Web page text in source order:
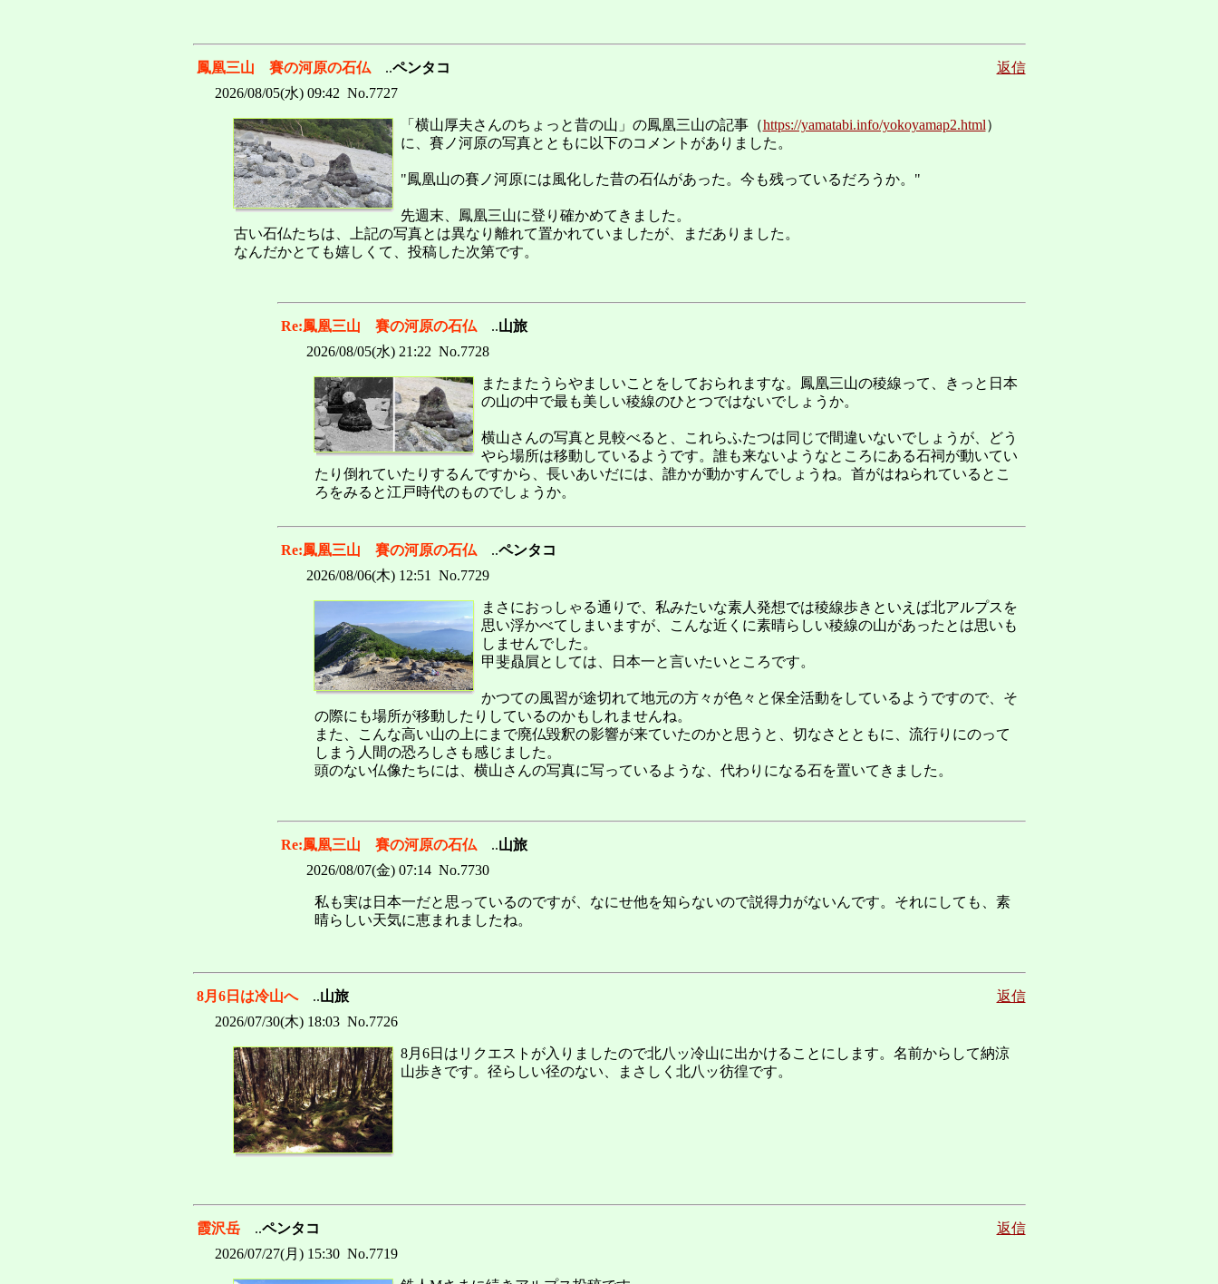
鳳凰三山 賽の河原の石仏 ..ペンタコ
返信
2026/08/05(水) 09:42 No.7727
「横山厚夫さんのちょっと昔の山」の鳳凰三山の記事（https://yamatabi.info/yokoyamap2.html）
に、賽ノ河原の写真とともに以下のコメントがありました。
"鳳凰山の賽ノ河原には風化した昔の石仏があった。今も残っているだろうか。"
先週末、鳳凰三山に登り確かめてきました。
古い石仏たちは、上記の写真とは異なり離れて置かれていましたが、まだありました。
なんだかとても嬉しくて、投稿した次第です。
Re:鳳凰三山 賽の河原の石仏..山旅
2026/08/05(水) 21:22 No.7728
またまたうらやましいことをしておられますな。鳳凰三山の稜線って、きっと日本
の山の中で最も美しい稜線のひとつではないでしょうか。
横山さんの写真と見較べると、これらふたつは同じで間違いないでしょうが、どう
やら場所は移動しているようです。誰も来ないようなところにある石祠が動いてい
たり倒れていたりするんですから、長いあいだには、誰かが動かすんでしょうね。首がはねられているとこ
ろをみると江戸時代のものでしょうか。
Re:鳳凰三山 賽の河原の石仏..ペンタコ
2026/08/06(木) 12:51 No.7729
まさにおっしゃる通りで、私みたいな素人発想では稜線歩きといえば北アルプスを
思い浮かべてしまいますが、こんな近くに素晴らしい稜線の山があったとは思いも
しませんでした。
甲斐贔屓としては、日本一と言いたいところです。
かつての風習が途切れて地元の方々が色々と保全活動をしているようですので、そ
の際にも場所が移動したりしているのかもしれませんね。
また、こんな高い山の上にまで廃仏毀釈の影響が来ていたのかと思うと、切なさとともに、流行りにのって
しまう人間の恐ろしさも感じました。
頭のない仏像たちには、横山さんの写真に写っているような、代わりになる石を置いてきました。
Re:鳳凰三山 賽の河原の石仏..山旅
2026/08/07(金) 07:14 No.7730
私も実は日本一だと思っているのですが、なにせ他を知らないので説得力がないんです。それにしても、素
晴らしい天気に恵まれましたね。
8月6日は冷山へ ..山旅
返信
2026/07/30(木) 18:03 No.7726
8月6日はリクエストが入りましたので北八ッ冷山に出かけることにします。名前からして納涼
山歩きです。径らしい径のない、まさしく北八ッ彷徨です。
霞沢岳 ..ペンタコ
返信
2026/07/27(月) 15:30 No.7719